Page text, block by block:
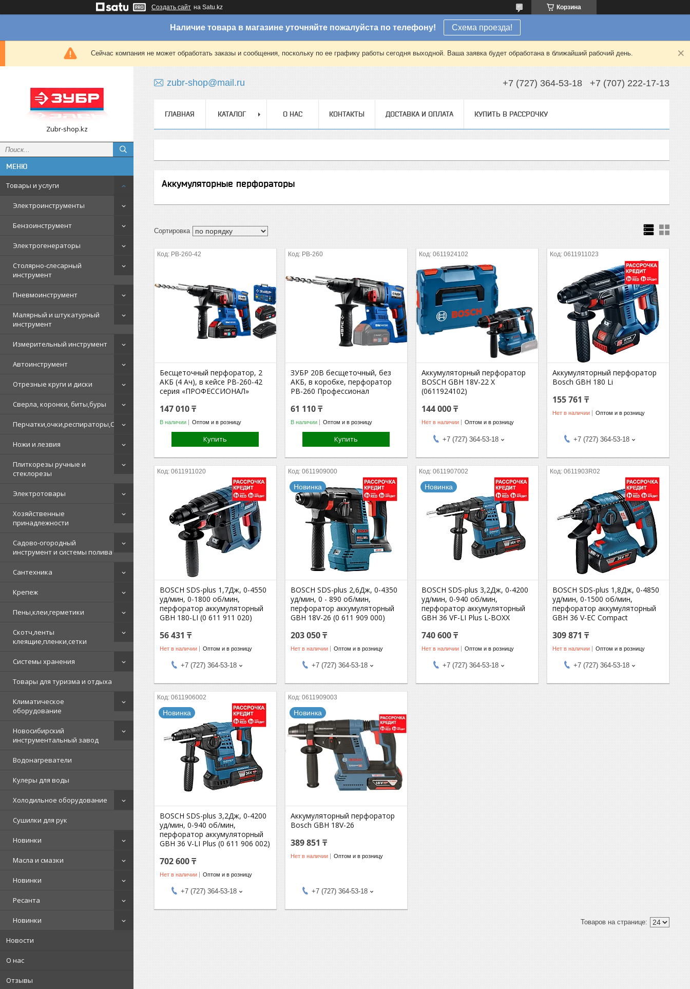
Создать сайт на Satu.kz Корзина
Наличие товара в магазине уточняйте пожалуйста по телефону! Схема проезда!
Сейчас компания не может обработать заказы и сообщения, поскольку по ее графику работы сегодня выходной. Ваша заявка будет обработана в ближайший рабочий день.
Zubr-shop.kz
Товары и услуги
Электроинструменты
Бензоинструмент
Электрогенераторы
Столярно-слесарный
инструмент
Пневмоинструмент
Малярный и штукатурный
инструмент
Измерительный инструмент
Автоинструмент
Отрезные круги и диски
Сверла, коронки, биты,буры
Перчатки,очки,респираторы,СИЗ
Ножи и лезвия
Плиткорезы ручные и
стеклорезы
Электротовары
Хозяйственные
принадлежности
Садово-огородный
инструмент и системы полива
Сантехника
Крепеж
Пены,клеи,герметики
Скотч,ленты
клеящие,пленки,сетки
Системы хранения
Товары для туризма и отдыха
Климатическое
оборудование
Новосибирский
инструментальный завод
Водонагреватели
Кулеры для воды
Холодильное оборудование
Сушилки для рук
Новинки
Масла и смазки
Новинки
Ресанта
Новинки
Новости
О нас
Отзывы
zubr-shop@mail.ru +7 (727) 364-53-18 +7 (707) 222-17-13
ГЛАВНАЯ КАТАЛОГ О НАС КОНТАКТЫ ДОСТАВКА И ОПЛАТА КУПИТЬ В РАССРОЧКУ
Аккумуляторные перфораторы
PB-260-42
Бесщеточный перфоратор, 2
АКБ (4 Ач), в кейсе PB-260-42
серия «ПРОФЕССИОНАЛ»
147 010 ₸
В наличии Оптом и в розницу
Купить
PB-260
ЗУБР 20В бесщеточный, без
АКБ, в коробке, перфоратор
PB-260 Профессионал
61 110 ₸
В наличии Оптом и в розницу
Купить
0611924102
Аккумуляторный перфоратор
BOSCH GBH 18V-22 X
(0611924102)
144 000 ₸
Нет в наличии Оптом и в розницу
+7 (727) 364-53-18
0611911023
Аккумуляторный перфоратор
Bosch GBH 180 Li
155 761 ₸
Нет в наличии Оптом и в розницу
+7 (727) 364-53-18
0611911020
BOSCH SDS-plus 1,7Дж, 0-4550
уд/мин, 0-1800 об/мин,
перфоратор аккумуляторный
GBH 180-LI (0 611 911 020)
56 431 ₸
Нет в наличии Оптом и в розницу
+7 (727) 364-53-18
0611909000
Новинка
BOSCH SDS-plus 2,6Дж, 0-4350
уд/мин, 0 - 890 об/мин,
перфоратор аккумуляторный
GBH 18V-26 (0 611 909 000)
203 050 ₸
Нет в наличии Оптом и в розницу
+7 (727) 364-53-18
0611907002
Новинка
BOSCH SDS-plus 3,2Дж, 0-4200
уд/мин, 0-940 об/мин,
перфоратор аккумуляторный
GBH 36 VF-LI Plus L-BOXX
740 600 ₸
Нет в наличии Оптом и в розницу
+7 (727) 364-53-18
0611903R02
BOSCH SDS-plus 1,8Дж, 0-4850
уд/мин, 0-1500 об/мин,
перфоратор аккумуляторный
GBH 36 V-EC Compact
309 871 ₸
Нет в наличии Оптом и в розницу
+7 (727) 364-53-18
0611906002
Новинка
BOSCH SDS-plus 3,2Дж, 0-4200
уд/мин, 0-940 об/мин,
перфоратор аккумуляторный
GBH 36 V-LI Plus (0 611 906 002)
702 600 ₸
Нет в наличии Оптом и в розницу
+7 (727) 364-53-18
0611909003
Новинка
Аккумуляторный перфоратор
Bosch GBH 18V-26
389 851 ₸
Нет в наличии Оптом и в розницу
+7 (727) 364-53-18